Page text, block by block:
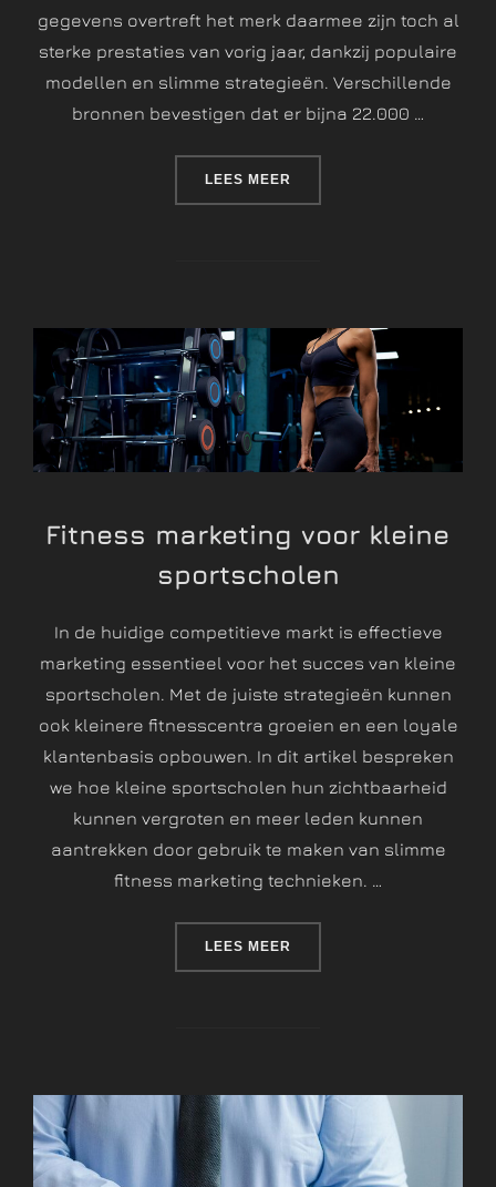
gegevens overtreft het merk daarmee zijn toch al
sterke prestaties van vorig jaar, dankzij populaire
modellen en slimme strategieën. Verschillende
bronnen bevestigen dat er bijna 22.000 …
LEES MEER
Fitness marketing voor kleine
sportscholen
In de huidige competitieve markt is effectieve
marketing essentieel voor het succes van kleine
sportscholen. Met de juiste strategieën kunnen
ook kleinere fitnesscentra groeien en een loyale
klantenbasis opbouwen. In dit artikel bespreken
we hoe kleine sportscholen hun zichtbaarheid
kunnen vergroten en meer leden kunnen
aantrekken door gebruik te maken van slimme
fitness marketing technieken. …
LEES MEER